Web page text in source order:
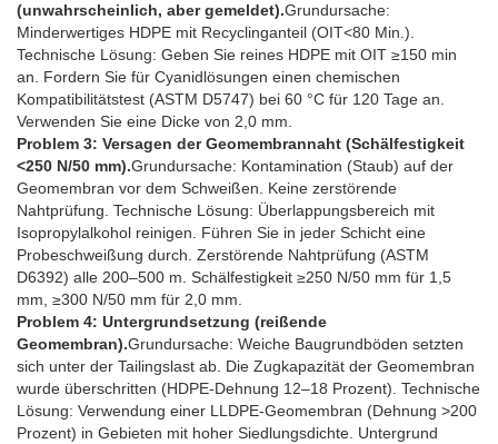
(unwahrscheinlich, aber gemeldet).Grundursache:
Minderwertiges HDPE mit Recyclinganteil (OIT<80 Min.).
Technische Lösung: Geben Sie reines HDPE mit OIT ≥150 min
an. Fordern Sie für Cyanidlösungen einen chemischen
Kompatibilitätstest (ASTM D5747) bei 60 °C für 120 Tage an.
Verwenden Sie eine Dicke von 2,0 mm.
Problem 3: Versagen der Geomembrannaht (Schälfestigkeit
<250 N/50 mm).Grundursache: Kontamination (Staub) auf der
Geomembran vor dem Schweißen. Keine zerstörende
Nahtprüfung. Technische Lösung: Überlappungsbereich mit
Isopropylalkohol reinigen. Führen Sie in jeder Schicht eine
Probeschweißung durch. Zerstörende Nahtprüfung (ASTM
D6392) alle 200–500 m. Schälfestigkeit ≥250 N/50 mm für 1,5
mm, ≥300 N/50 mm für 2,0 mm.
Problem 4: Untergrundsetzung (reißende
Geomembran).Grundursache: Weiche Baugrundböden setzten
sich unter der Tailingslast ab. Die Zugkapazität der Geomembran
wurde überschritten (HDPE-Dehnung 12–18 Prozent). Technische
Lösung: Verwendung einer LLDPE-Geomembran (Dehnung >200
Prozent) in Gebieten mit hoher Siedlungsdichte. Untergrund